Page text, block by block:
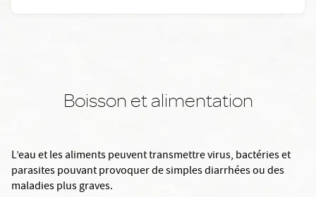
Boisson et alimentation
L’eau et les aliments peuvent transmettre virus, bactéries et
parasites pouvant provoquer de simples diarrhées ou des
maladies plus graves.